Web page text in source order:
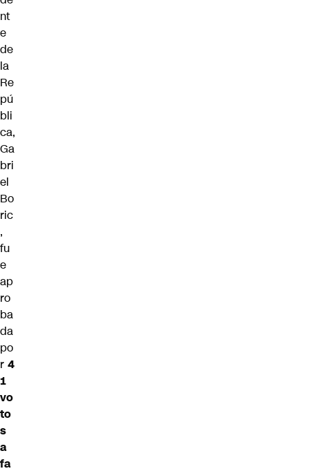
nt
e
de
la
Re
pú
bli
ca,
Ga
bri
el
Bo
ric
,
fu
e
ap
ro
ba
da
po
r 4
1
vo
to
s
a
fa